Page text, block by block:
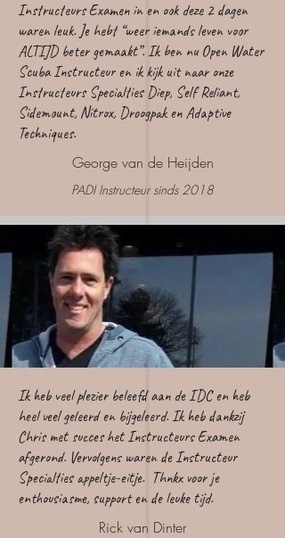
Instructeurs Examen in en ook deze 2 dagen
waren leuk. Je hebt “weer iemands leven voor
ALTIJD beter gemaakt”. Ik ben nu Open Water
Scuba Instructeur en ik kijk uit naar onze
Instructeurs Specialties Diep, Self Reliant,
Sidemount, Nitrox, Droogpak en Adaptive
Techniques.
George van de Heijden
PADI Instructeur sinds 2018
Ik heb veel plezier beleefd aan de IDC en heb
heel veel geleerd en bijgeleerd. Ik heb dankzij
Chris met succes het Instructeurs Examen
afgerond. Vervolgens waren de Instructeur
Specialties appeltje-eitje. Thnkx voor je
enthousiasme, support en de leuke tijd.
Rick van Dinter